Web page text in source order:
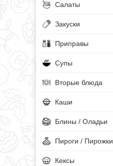
Салаты
Закуски
Приправы
Супы
Вторые блюда
Каши
Блины / Оладьи
Пироги / Пирожки
Кексы